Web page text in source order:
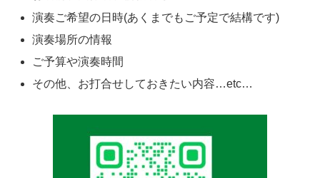
演奏ご希望の日時(あくまでもご予定で結構です)
演奏場所の情報
ご予算や演奏時間
その他、お打合せしておきたい内容…etc…